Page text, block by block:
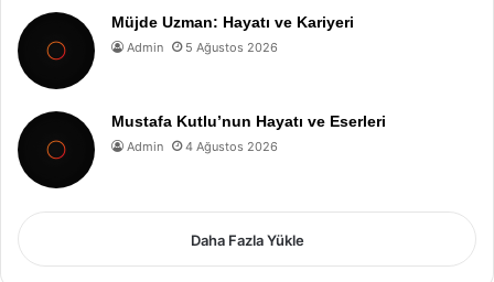
Müjde Uzman: Hayatı ve Kariyeri
Admin 5 Ağustos 2026
Mustafa Kutlu’nun Hayatı ve Eserleri
Admin 4 Ağustos 2026
Daha Fazla Yükle